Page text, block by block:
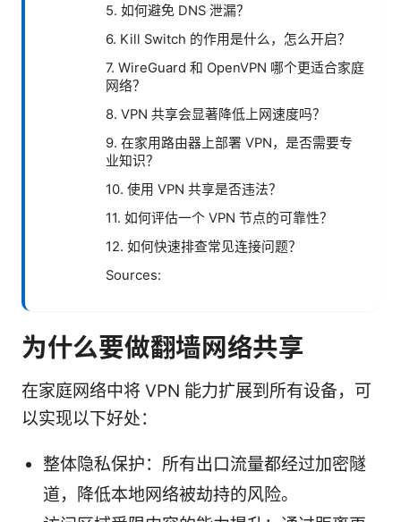
5. 如何避免 DNS 泄漏？
6. Kill Switch 的作用是什么，怎么开启？
7. WireGuard 和 OpenVPN 哪个更适合家庭
网络？
8. VPN 共享会显著降低上网速度吗？
9. 在家用路由器上部署 VPN，是否需要专
业知识？
10. 使用 VPN 共享是否违法？
11. 如何评估一个 VPN 节点的可靠性？
12. 如何快速排查常见连接问题？
Sources:
为什么要做翻墙网络共享
在家庭网络中将 VPN 能力扩展到所有设备，可
以实现以下好处：
整体隐私保护：所有出口流量都经过加密隧
道，降低本地网络被劫持的风险。